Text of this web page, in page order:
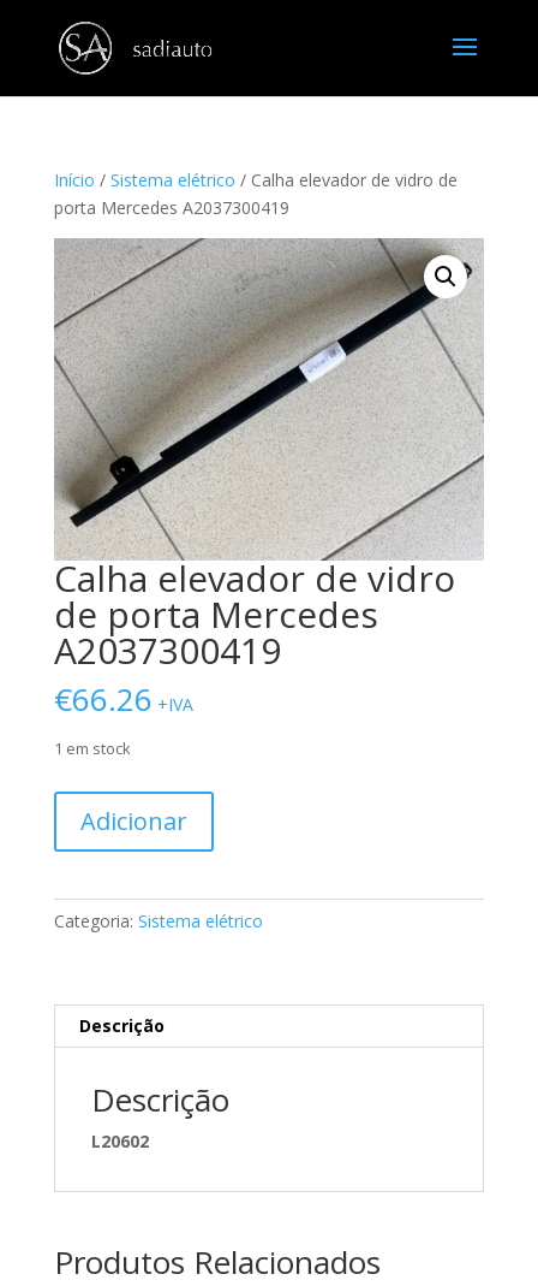
Início / Sistema elétrico / Calha elevador de vidro de
porta Mercedes A2037300419
Calha elevador de vidro
de porta Mercedes
A2037300419
€66.26 +IVA
1 em stock
de
Mercedes
A2037300419
Adicionar
Categoria: Sistema elétrico
Descrição
Descrição
L20602
Produtos Relacionados